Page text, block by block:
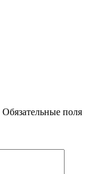
Обязательные поля